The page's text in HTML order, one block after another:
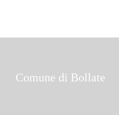
Comune di Bollate